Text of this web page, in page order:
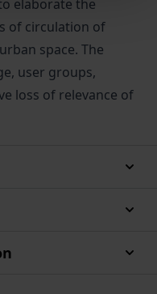
elaborate the
of circulation of
space. The
user groups,
loss of relevance of